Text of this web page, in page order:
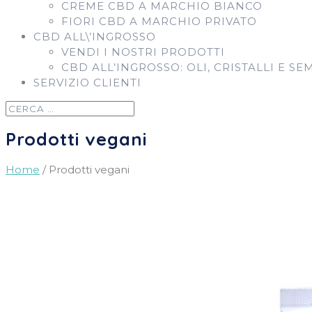
CREME CBD A MARCHIO BIANCO
FIORI CBD A MARCHIO PRIVATO
CBD ALL\’INGROSSO
VENDI I NOSTRI PRODOTTI
CBD ALL’INGROSSO: OLI, CRISTALLI E
SERVIZIO CLIENTI
Prodotti vegani
Home / Prodotti vegani